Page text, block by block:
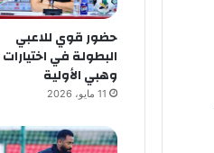
حضور قوي للاعبي
البطولة في اختيارات
وهبي الأولية
11 مايو، 2026